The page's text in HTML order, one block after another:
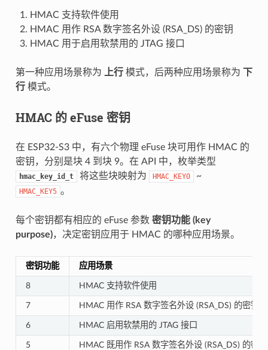
HMAC 支持软件使用
HMAC 用作 RSA 数字签名外设 (RSA_DS) 的密钥
HMAC 用于启用软禁用的 JTAG 接口
第一种应用场景称为 上行模式，后两种应用场景称为
下
行模式。
HMAC 的 eFuse 密钥
在 ESP32-S3 中，有六个物理 eFuse 块可用作 HMAC 的
密钥，分别是块 4 到块 9。在 API 中，枚举类型
hmac_key_id_t 将这些块映射为 HMAC_KEY0 ~
HMAC_KEY5 。
每个密钥都有相应的 eFuse 参数 密钥功能 (key
purpose)，决定密钥应用于 HMAC 的哪种应用场景。
密钥功能 应用场景
8 HMAC 支持软件使用
7 HMAC 用作 RSA 数字签名外设 (RSA_DS) 的密钥
6 HMAC 启用软禁用的 JTAG 接口
5 HMAC 既用作 RSA 数字签名外设 (RSA_DS) 的密